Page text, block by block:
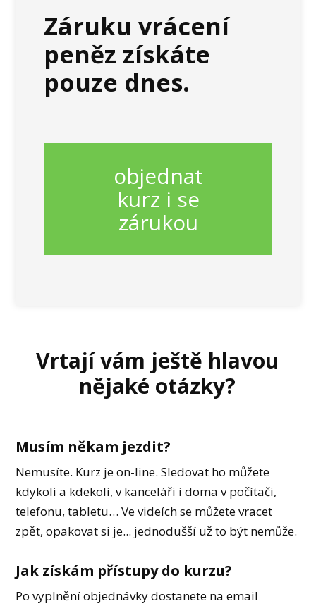
Záruku vrácení
peněz získáte
pouze dnes.
objednat
kurz i se
zárukou
Vrtají vám ještě hlavou
nějaké otázky?
Musím někam jezdit?
Nemusíte. Kurz je on-line. Sledovat ho můžete
kdykoli a kdekoli, v kanceláři i doma v počítači,
telefonu, tabletu… Ve videích se můžete vracet
zpět, opakovat si je... jednodušší už to být nemůže.
Jak získám přístupy do kurzu?
Po vyplnění objednávky dostanete na email